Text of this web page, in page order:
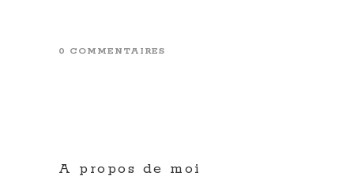
0 COMMENTAIRES
A propos de moi